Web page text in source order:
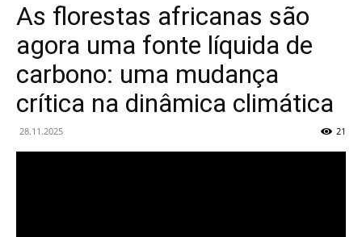
As florestas africanas são
agora uma fonte líquida de
carbono: uma mudança
crítica na dinâmica climática
28.11.2025 21